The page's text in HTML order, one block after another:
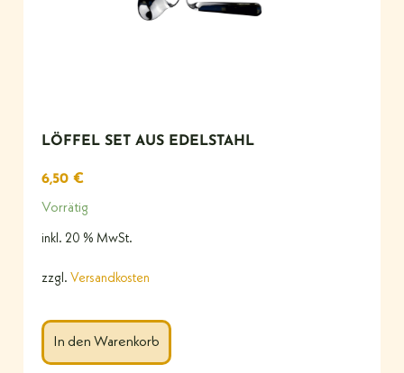
LÖFFEL SET AUS EDELSTAHL
6,50 €
Vorrätig
inkl. 20 % MwSt.
zzgl. Versandkosten
In den Warenkorb